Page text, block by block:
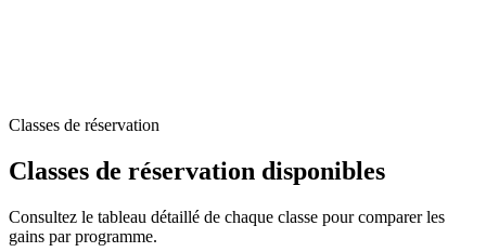
Classes de réservation
Classes de réservation disponibles
Consultez le tableau détaillé de chaque classe pour comparer les
gains par programme.